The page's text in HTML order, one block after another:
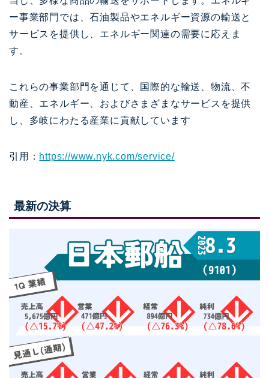
ー事業部門では、石油製品やエネルギー資源の輸送と
サービスを提供し、エネルギー関連の需要に応えま
す。
これらの事業部門を通じて、国際的な輸送、物流、不
動産、エネルギー、およびさまざまなサービスを提供
し、多岐にわたる産業に貢献しています
引用： https://www.nyk.com/service/
最新の決算